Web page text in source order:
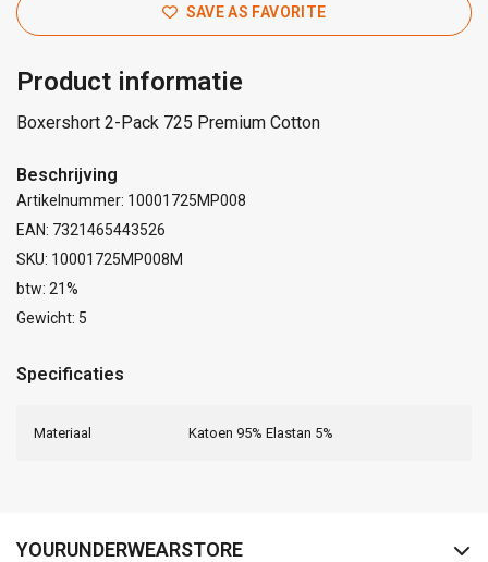
SAVE AS FAVORITE
Product informatie
Boxershort 2-Pack 725 Premium Cotton
Beschrijving
Artikelnummer: 10001725MP008
EAN: 7321465443526
SKU: 10001725MP008M
btw: 21%
Gewicht: 5
Specificaties
Materiaal Katoen 95% Elastan 5%
YOURUNDERWEARSTORE